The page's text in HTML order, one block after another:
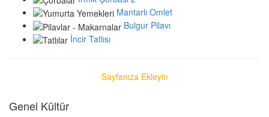
Mantarlı Omlet
Bulgur Pilavı
İncir Tatlısı
Sayfanıza Ekleyin
Genel Kültür